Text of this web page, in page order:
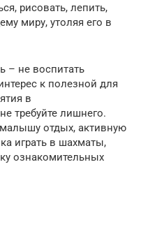
рисовать, лепить,
миру, утоляя его в
– не воспитать
к полезной для
в
требуйте лишнего.
отдых, активную
играть в шахматы,
ознакомительных